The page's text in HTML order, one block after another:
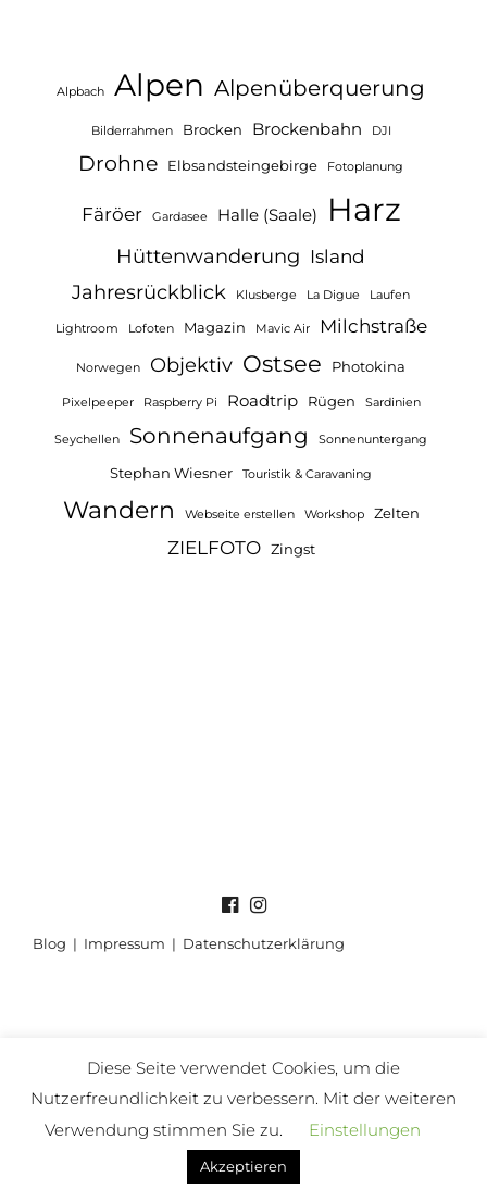
Alpbach Alpen Alpenüberquerung
Bilderrahmen Brocken Brockenbahn DJI
Drohne Elbsandsteingebirge Fotoplanung
Färöer Gardasee Halle (Saale) Harz
Hüttenwanderung Island
Jahresrückblick Klusberge La Digue Laufen
Lightroom Lofoten Magazin Mavic Air Milchstraße
Norwegen Objektiv Ostsee Photokina
Pixelpeeper Raspberry Pi Roadtrip Rügen Sardinien
Seychellen Sonnenaufgang Sonnenuntergang
Stephan Wiesner Touristik & Caravaning
Wandern Webseite erstellen Workshop Zelten
ZIELFOTO Zingst
Blog | Impressum | Datenschutzerklärung
Diese Seite verwendet Cookies, um die
Nutzerfreundlichkeit zu verbessern. Mit der weiteren
Verwendung stimmen Sie zu.
Einstellungen
Akzeptieren